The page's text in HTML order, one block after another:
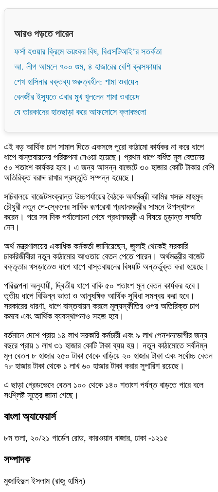
আরও পড়তে পারেন
ফর্সা হওয়ার ক্রিমে ভয়ংকর বিষ, বিএসটিআই’র সতর্কতা
আ. লীগ আমলে ৭০০ গুম, ৪ হাজারের বেশি ক্রসফায়ার
শেখ হাসিনার বক্তব্য গুরুত্বহীন: শামা ওবায়েদ
বেনজীর ইস্যুতে এবার মুখ খুললেন শামা ওবায়েদ
যে তারকাদের হাতছাড়া করে আফসোসে ক্লাবগুলো
এই বড় আর্থিক চাপ সামাল দিতে একসঙ্গে পুরো কাঠামো কার্যকর না করে ধাপে
ধাপে বাস্তবায়নের পরিকল্পনা নেওয়া হয়েছে। প্রথম ধাপে বর্ধিত মূল বেতনের
৫০ শতাংশ কার্যকর হবে। এ জন্য আসন্ন বাজেটে ৩০ হাজার কোটি টাকার বেশি
অতিরিক্ত বরাদ্দ রাখার প্রস্তুতি সম্পন্ন হয়েছে।
সচিবালয়ে বাজেটসংক্রান্ত উচ্চপর্যায়ের বৈঠকে অর্থমন্ত্রী আমির খসরু মাহমুদ
চৌধুরী নতুন পে-স্কেলের সার্বিক রূপরেখা প্রধানমন্ত্রীর সামনে উপস্থাপন
করেন। পরে সব দিক পর্যালোচনা শেষে প্রধানমন্ত্রী এ বিষয়ে চূড়ান্ত সম্মতি
দেন।
অর্থ মন্ত্রণালয়ের একাধিক কর্মকর্তা জানিয়েছেন, জুলাই থেকেই সরকারি
চাকরিজীবীরা নতুন কাঠামোর আওতায় বেতন পেতে পারেন। অর্থমন্ত্রীর বাজেট
বক্তৃতার খসড়াতেও ধাপে ধাপে বাস্তবায়নের বিষয়টি অন্তর্ভুক্ত করা হয়েছে।
পরিকল্পনা অনুযায়ী, দ্বিতীয় ধাপে বাকি ৫০ শতাংশ মূল বেতন কার্যকর হবে।
তৃতীয় ধাপে বিভিন্ন ভাতা ও আনুষঙ্গিক আর্থিক সুবিধা সমন্বয় করা হবে।
সরকারের ধারণা, ধাপে বাস্তবায়ন করলে মূল্যস্ফীতির ওপর অতিরিক্ত চাপ
কমবে এবং আর্থিক ব্যবস্থাপনাও সহজ হবে।
বর্তমানে দেশে প্রায় ১৪ লাখ সরকারি কর্মচারী এবং ৯ লাখ পেনশনভোগীর জন্য
বছরে প্রায় ১ লাখ ৩১ হাজার কোটি টাকা ব্যয় হয়। নতুন কাঠামোতে সর্বনিম্ন
মূল বেতন ৮ হাজার ২৫০ টাকা থেকে বাড়িয়ে ২০ হাজার টাকা এবং সর্বোচ্চ বেতন
৭৮ হাজার টাকা থেকে ১ লাখ ৬০ হাজার টাকা করার সুপারিশ রয়েছে।
এ ছাড়া গ্রেডভেদে বেতন ১০০ থেকে ১৪০ শতাংশ পর্যন্ত বাড়তে পারে বলে
সংশ্লিষ্ট সূত্রে জানা গেছে।
বাংলা অ্যাফেয়ার্স
৮ম তলা, ২০/২১ গার্ডেন রোড, কারওয়ান বাজার, ঢাকা -১২১৫
সম্পাদক
মুজাহিদুল ইসলাম (রাজু হামিদ)